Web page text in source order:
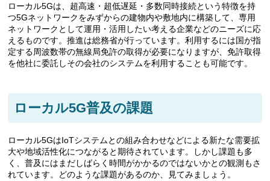
ローカル5Gは、超高速・超低遅延・多数同時接続という特徴を持
つ5Gネットワークをみずからの建物内や敷地内に構築して、専用
ネットワークとして運用・活用したい考える企業などのニーズに応
えるものです。推進は総務省が行っています。利用するには国が指
定する周波数帯の無線局免許の取得が必要になりますが、免許取得
を他社に委託しその会社のシステムを利用することも可能です。
ローカル5G普及の課題
ローカル5GはIoTシステムとの組み合わせなどによる新たな需要拡
大や地域活性化につながると期待されています。しかし課題も多
く、普及にはまだしばらく時間がかかるのではないかとの観測もさ
れています。どのような課題があるのか、見てみましょう。